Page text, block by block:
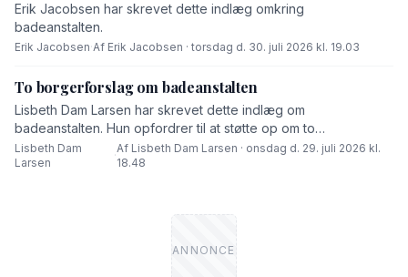
Erik Jacobsen har skrevet dette indlæg omkring
badeanstalten.
Erik Jacobsen·Af Erik Jacobsen · torsdag d. 30. juli 2026 kl. 19.03
To borgerforslag om badeanstalten
Lisbeth Dam Larsen har skrevet dette indlæg om
badeanstalten. Hun opfordrer til at støtte op om to
borgerforslag.
Lisbeth Dam
Larsen
·
Af Lisbeth Dam Larsen · onsdag d. 29. juli 2026 kl.
18.48